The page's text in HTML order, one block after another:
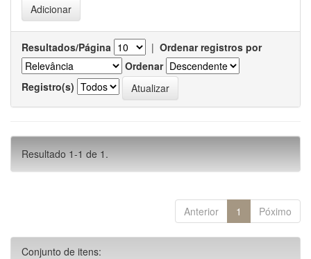
Resultados/Página | Ordenar registros por
Ordenar
Registro(s)
Resultado 1-1 de 1.
Anterior 1 Póximo
Conjunto de itens: